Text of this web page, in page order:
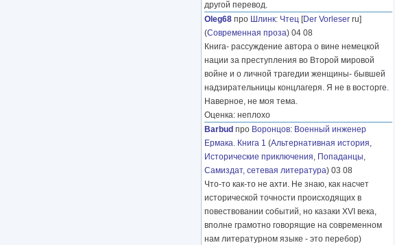
другой перевод.
Oleg68 про Шлинк: Чтец [Der Vorleser ru]
(Современная проза) 04 08
Книга- рассуждение автора о вине немецкой
нации за преступления во Второй мировой
войне и о личной трагедии женщины- бывшей
надзирательницы концлагеря. Я не в восторге.
Наверное, не моя тема.
Оценка: неплохо
Barbud про Воронцов: Военный инженер
Ермака. Книга 1 (Альтернативная история,
Исторические приключения, Попаданцы,
Самиздат, сетевая литература) 03 08
Что-то как-то не ахти. Не знаю, как насчет
исторической точности происходящих в
повествовании событий, но казаки XVI века,
вполне грамотно говорящие на современном
нам литературном языке - это перебор)